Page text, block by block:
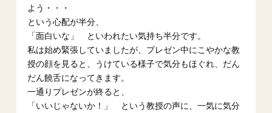
よう・・・
という心配が半分、
「面白いな」 といわれたい気持ち半分です。
私は始め緊張していましたが、プレゼン中にこやかな教
授の顔を見ると、うけている様子で気分もほぐれ、だん
だん饒舌になってきます。
一通りプレゼンが終ると、
「いいじゃないか！」 という教授の声に、一気に気分